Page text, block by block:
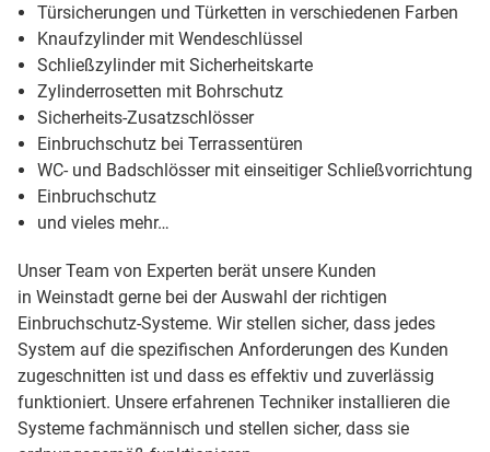
Türsicherungen und Türketten in verschiedenen Farben
Knaufzylinder mit Wendeschlüssel
Schließzylinder mit Sicherheitskarte
Zylinderrosetten mit Bohrschutz
Sicherheits-Zusatzschlösser
Einbruchschutz bei Terrassentüren
WC- und Badschlösser mit einseitiger Schließvorrichtung
Einbruchschutz
und vieles mehr…
Unser Team von Experten berät unsere Kunden
in Weinstadt gerne bei der Auswahl der richtigen
Einbruchschutz-Systeme. Wir stellen sicher, dass jedes
System auf die spezifischen Anforderungen des Kunden
zugeschnitten ist und dass es effektiv und zuverlässig
funktioniert. Unsere erfahrenen Techniker installieren die
Systeme fachmännisch und stellen sicher, dass sie